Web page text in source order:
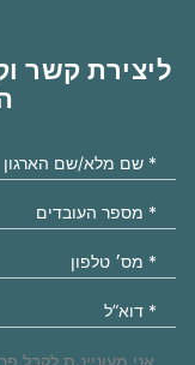
ליצירת קשר